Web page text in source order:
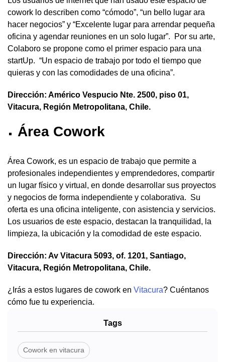
cowork lo describen como “cómodo”, “un bello lugar ara
hacer negocios” y “Excelente lugar para arrendar pequeña
oficina y agendar reuniones en un solo lugar”. Por su arte,
Colaboro se propone como el primer espacio para una
startUp. “Un espacio de trabajo por todo el tiempo que
quieras y con las comodidades de una oficina”.
Dirección: Américo Vespucio Nte. 2500, piso 01,
Vitacura, Región Metropolitana, Chile.
Área Cowork
Área Cowork, es un espacio de trabajo que permite a
profesionales independientes y emprendedores, compartir
un lugar físico y virtual, en donde desarrollar sus proyectos
y negocios de forma independiente y colaborativa. Su
oferta es una oficina inteligente, con asistencia y servicios.
Los usuarios de este espacio, destacan la tranquilidad, la
limpieza, la ubicación y la comodidad de este espacio.
Dirección: Av Vitacura 5093, of. 1201, Santiago,
Vitacura, Región Metropolitana, Chile.
¿Irás a estos lugares de cowork en Vitacura? Cuéntanos
cómo fue tu experiencia.
Tags
Cowork en vitacura